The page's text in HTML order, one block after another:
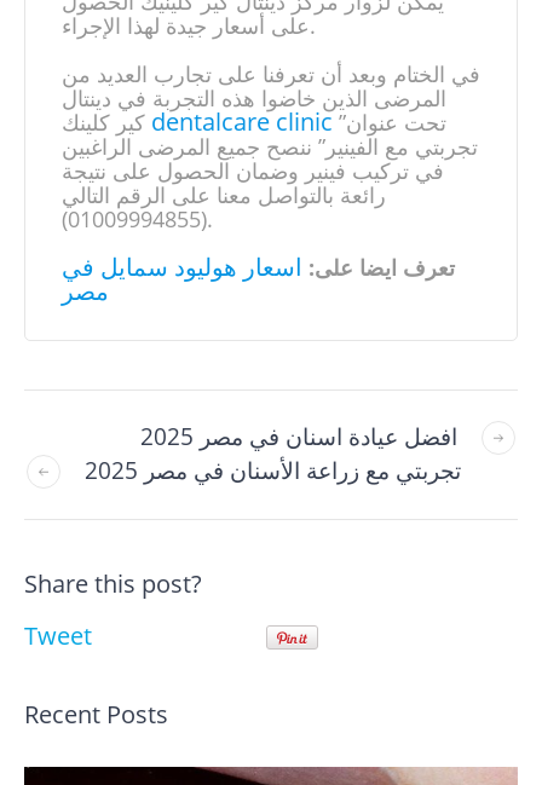
على أسعار جيدة لهذا الإجراء.
في الختام وبعد أن تعرفنا على تجارب العديد من
المرضى الذين خاضوا هذه التجربة في دينتال
dentalcare clinic
تجربتي مع الفينير” ننصح جميع المرضى الراغبين
في تركيب فينير وضمان الحصول على نتيجة
رائعة بالتواصل معنا على الرقم التالي
(01009994855).
تعرف ايضا على: اسعار هوليود سمايل في
مصر
افضل عيادة اسنان في مصر 2025
تجربتي مع زراعة الأسنان في مصر 2025
Share this post?
Tweet
Recent Posts